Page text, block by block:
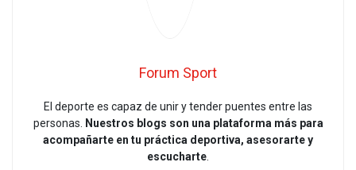
Forum Sport
El deporte es capaz de unir y tender puentes entre las
personas.
Nuestros blogs son una plataforma más para
acompañarte en tu práctica deportiva, asesorarte y
escucharte